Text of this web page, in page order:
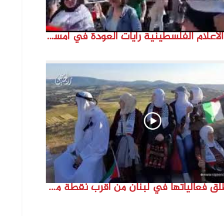
مسيرات الاعلام الفلسطينية رايات العودة في امستردام #النكبة74 #انتماء2022 #القدس_موعدنا
انتماء تطلق فعالياتها في لبنان من أقرب نقطة مع فلسطين المحتلة في ذكرى النكبة_74تقرير: جنى شحرور